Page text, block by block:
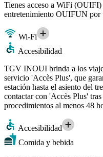
Tienes acceso a WiFi
entretenimiento OUIFUN por
Wi-Fi
Accesibilidad
TGV INOUI brinda a los
servicio 'Accès Plus', que
estación hasta el asiento del
contactar con 'Accès Plus'
procedimientos al menos 48
Accesibilidad
Comida y bebida